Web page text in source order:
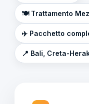
🍽️ Trattamento
✈️ Pacchetto
📍 Bali, Creta-